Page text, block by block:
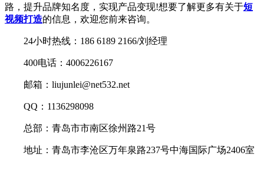
路，提升品牌知名度，实现产品变现!想要了解更多有关于短
视频打造的信息，欢迎您前来咨询。
24小时热线：186 6189 2166/刘经理
400电话：4006226167
邮箱：liujunlei@net532.net
QQ：1136298098
总部：青岛市市南区徐州路21号
地址：青岛市李沧区万年泉路237号中海国际广场2406室